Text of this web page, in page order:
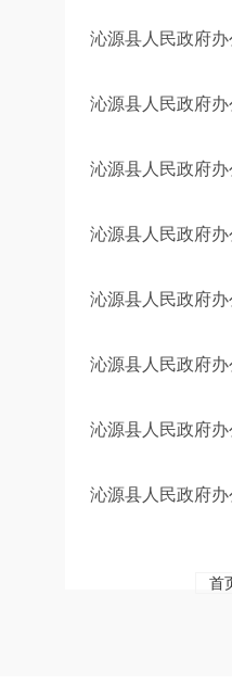
沁源县人民政府
沁源县人民政府
沁源县人民政府
沁源县人民政府
沁源县人民政府
沁源县人民政府
沁源县人民政府
沁源县人民政府
首